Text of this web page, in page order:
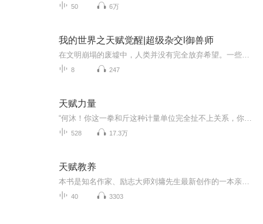
50 6万
我的世界之天赋觉醒|超级杂交l御兽师
8 247
天赋力量
528 17.3万
天赋教养
40 3303